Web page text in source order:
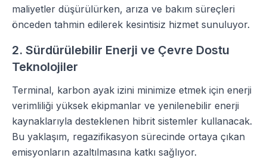
maliyetler düşürülürken, arıza ve bakım süreçleri
önceden tahmin edilerek kesintisiz hizmet sunuluyor.
2. Sürdürülebilir Enerji ve Çevre Dostu
Teknolojiler
Terminal, karbon ayak izini minimize etmek için enerji
verimliliği yüksek ekipmanlar ve yenilenebilir enerji
kaynaklarıyla desteklenen hibrit sistemler kullanacak.
Bu yaklaşım, regazifikasyon sürecinde ortaya çıkan
emisyonların azaltılmasına katkı sağlıyor.